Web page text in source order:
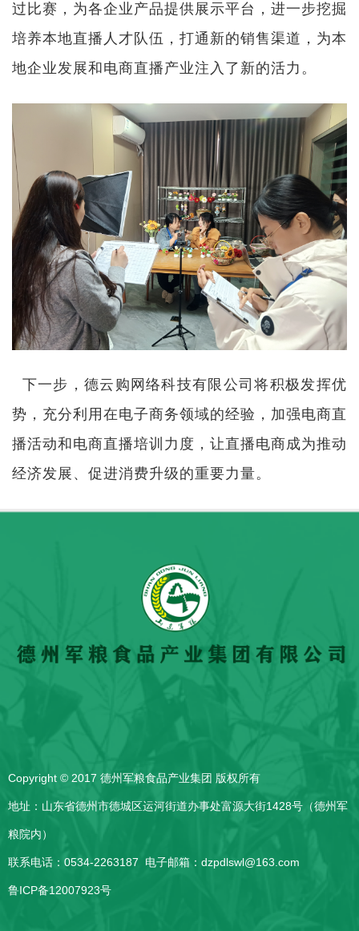
过比赛，为各企业产品提供展示平台，进一步挖掘
培养本地直播人才队伍，打通新的销售渠道，为本
地企业发展和电商直播产业注入了新的活力。
下一步，德云购网络科技有限公司将积极发挥优
势，充分利用在电子商务领域的经验，加强电商直
播活动和电商直播培训力度，让直播电商成为推动
经济发展、促进消费升级的重要力量。
Copyright © 2017 德州军粮食品产业集团 版权所有
地址：山东省德州市德城区运河街道办事处富源大街1428号（德州军
粮院内）
联系电话：0534-2263187 电子邮箱：dzpdlswl@163.com
鲁ICP备12007923号